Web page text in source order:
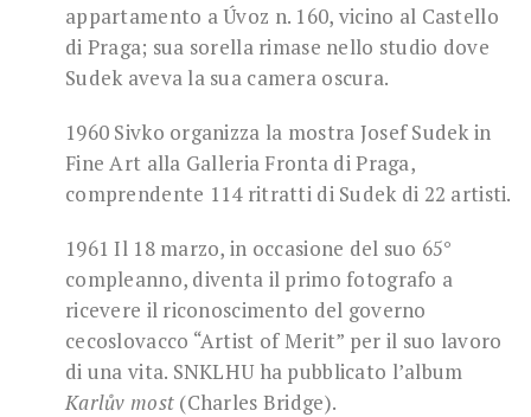
appartamento a Úvoz n. 160, vicino al Castello
di Praga; sua sorella rimase nello studio dove
Sudek aveva la sua camera oscura.
1960 Sivko organizza la mostra Josef Sudek in
Fine Art alla Galleria Fronta di Praga,
comprendente 114 ritratti di Sudek di 22 artisti.
1961 Il 18 marzo, in occasione del suo 65°
compleanno, diventa il primo fotografo a
ricevere il riconoscimento del governo
cecoslovacco “Artist of Merit” per il suo lavoro
di una vita. SNKLHU ha pubblicato l’album
Karlův most (Charles Bridge).